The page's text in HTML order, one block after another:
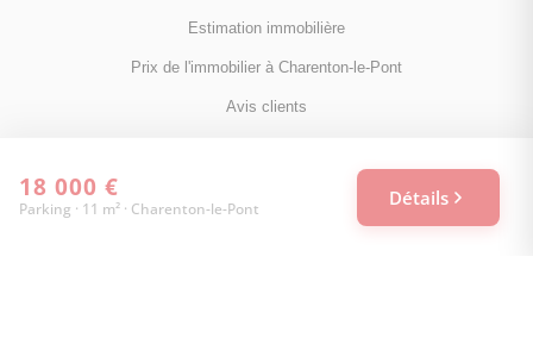
18 000 €
Parking · 11 m² · Charenton-le-Pont Détails
Estimation immobilière
Prix de l'immobilier à Charenton-le-Pont
Avis clients